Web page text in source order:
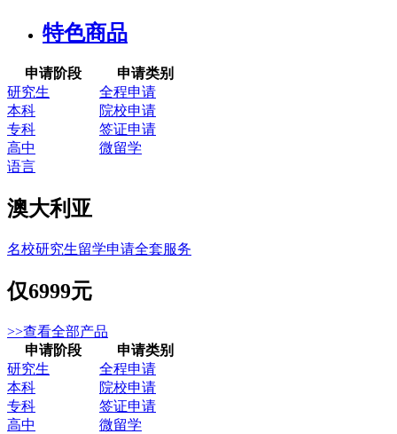
特色商品
申请阶段
申请类别
研究生
全程申请
本科
院校申请
专科
签证申请
高中
微留学
语言
澳大利亚
名校研究生留学申请全套服务
仅6999元
>>查看全部产品
申请阶段
申请类别
研究生
全程申请
本科
院校申请
专科
签证申请
高中
微留学